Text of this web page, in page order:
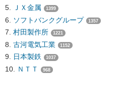
ＪＸ金属 1399
ソフトバンクグループ 1357
村田製作所 1221
古河電気工業 1152
日本製鉄 1037
ＮＴＴ 968